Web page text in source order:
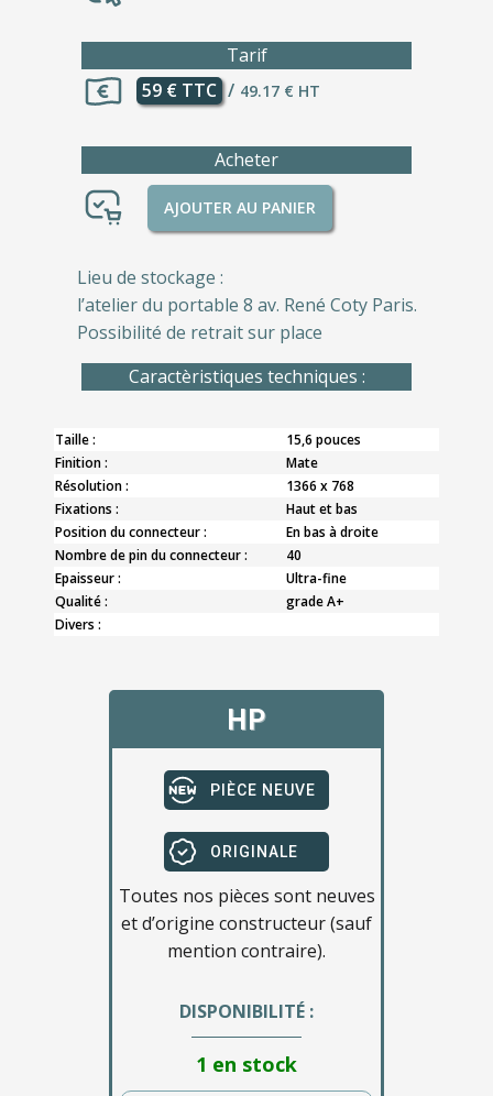
Tarif
59 € TTC / 49.17 € HT
Acheter
AJOUTER AU PANIER
Lieu de stockage :
l’atelier du portable 8 av. René Coty Paris.
Possibilité de retrait sur place
Caractèristiques techniques :
Taille :
15,6 pouces
Finition :
Mate
Résolution :
1366 x 768
Fixations :
Haut et bas
Position du connecteur :
En bas à droite
Nombre de pin du connecteur :
40
Epaisseur :
Ultra-fine
Qualité :
grade A+
Divers :
HP
PIÈCE NEUVE
ORIGINALE
Toutes nos pièces sont neuves
et d’origine constructeur (sauf
mention contraire).
DISPONIBILITÉ :
1 en stock